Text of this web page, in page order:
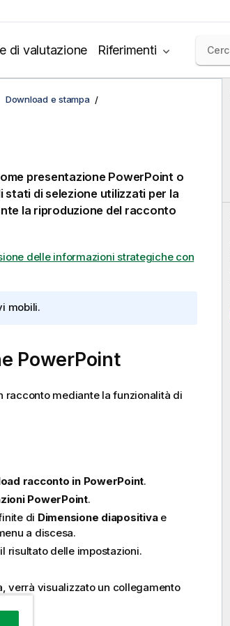
di valutazione Riferimenti
Download e stampa
presentazionePowerPointo
di selezione utilizzati per la
la riproduzione del racconto
delle informazioni strategiche con
mobili.
PowerPoint
racconto mediante la funzionalità di
racconto in PowerPoint.
PowerPoint.
di Dimensione diapositivae
a discesa.
risultato delle impostazioni.
verrà visualizzato un collegamento